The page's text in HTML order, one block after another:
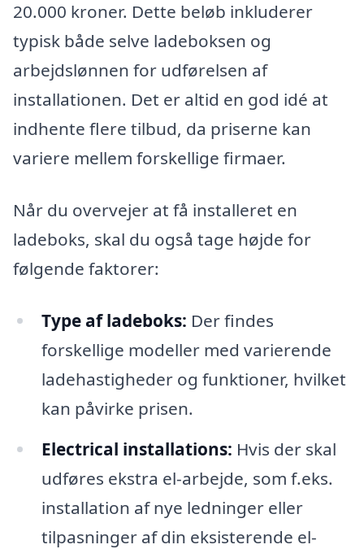
20.000 kroner. Dette beløb inkluderer
typisk både selve ladeboksen og
arbejdslønnen for udførelsen af
installationen. Det er altid en god idé at
indhente flere tilbud, da priserne kan
variere mellem forskellige firmaer.
Når du overvejer at få installeret en
ladeboks, skal du også tage højde for
følgende faktorer:
Type af ladeboks: Der findes
forskellige modeller med varierende
ladehastigheder og funktioner, hvilket
kan påvirke prisen.
Electrical installations: Hvis der skal
udføres ekstra el-arbejde, som f.eks.
installation af nye ledninger eller
tilpasninger af din eksisterende el-